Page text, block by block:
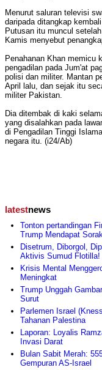
Menurut saluran televisi
daripada ditangkap
Putusan itu muncul
Kamis menyebut
Penahanan Khan memicu
pengadilan pada Jum'at
polisi dan militer. Mantan
April lalu, dan sejak itu
militer Pakistan.
Dia ditembak di kaki
yang disalahkan pada
di Pengadilan Tinggi
negara itu. (i24/Ab)
latestnews
Tonton pertandingan
Trump Mendapat
Disetrum, Diborgol,
Aktivis Sumud Flotilla!
Krisis Mental
Meningkat
Trump Unggah
Surut
Parlemen Israel
Tahanan Palestina
Laporan: Loyalis
Invasi Darat
Bulan Sabit Merah:
Gempuran AS-Israel